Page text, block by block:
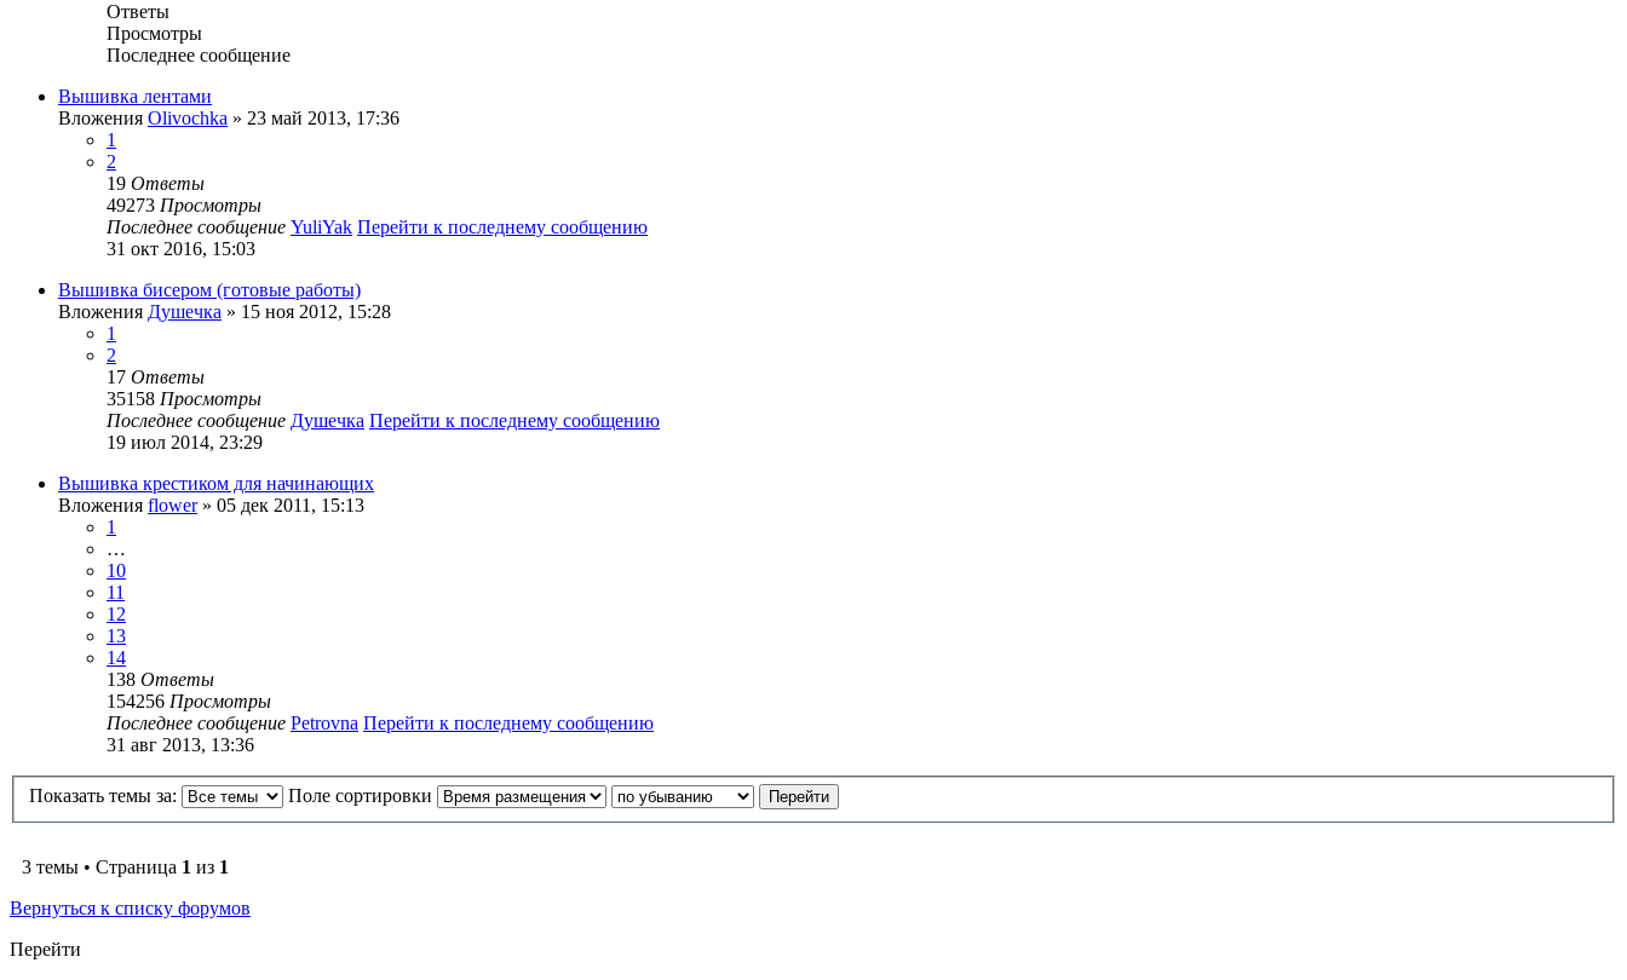
Ответы
Просмотры
Последнее сообщение
Вышивка лентами
Вложения Olivochka » 23 май 2013, 17:36
1
2
19 Ответы
49273 Просмотры
Последнее сообщение YuliYak Перейти к последнему сообщению
31 окт 2016, 15:03
Вышивка бисером (готовые работы)
Вложения Душечка » 15 ноя 2012, 15:28
1
2
17 Ответы
35158 Просмотры
Последнее сообщение Душечка Перейти к последнему сообщению
19 июл 2014, 23:29
Вышивка крестиком для начинающих
Вложения flower» 05 дек 2011, 15:13
1
…
10
11
12
13
14
138 Ответы
154256 Просмотры
Последнее сообщение Petrovna Перейти к последнему сообщению
31 авг 2013, 13:36
Показать темы за: Поле сортировки
3 темы • Страница 1 из 1
Вернуться к списку форумов
Перейти